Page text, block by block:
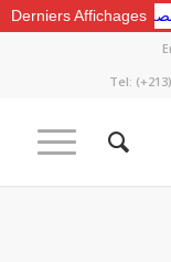
Derniers Affichages
منصة التعلّم الإلكتروني
Tel: